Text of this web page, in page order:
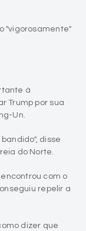
"vigorosamente"
à
Trump por sua
Un.
disse
do Norte.
com o
repelir a
dizer que